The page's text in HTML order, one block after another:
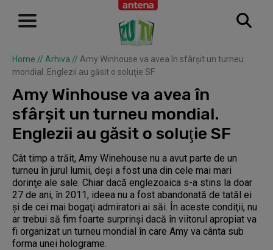
Home // Arhiva // Amy Winhouse va avea în sfârşit un turneu
mondial. Englezii au găsit o soluţie SF
Amy Winhouse va avea în
sfârşit un turneu mondial.
Englezii au găsit o soluţie SF
Cât timp a trăit, Amy Winehouse nu a avut parte de un
turneu în jurul lumii, deşi a fost una din cele mai mari
dorinţe ale sale. Chiar dacă englezoaica s-a stins la doar
27 de ani, în 2011, ideea nu a fost abandonată de tatăl ei
şi de cei mai bogaţi admiratori ai săi. În aceste condiţii, nu
ar trebui să fim foarte surprinşi dacă în viitorul apropiat va
fi organizat un turneu mondial în care Amy va cânta sub
forma unei holograme.